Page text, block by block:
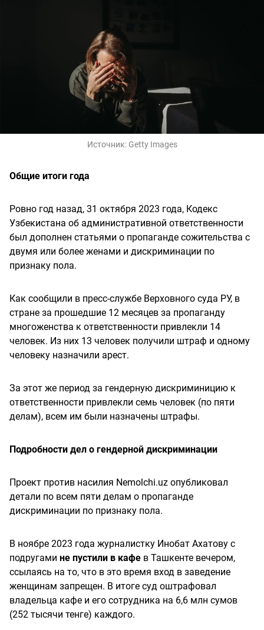
Источник: Getty Images
Общие итоги года
Ровно год назад, 31 октября 2023 года, Кодекс
Узбекистана об административной ответственности
был дополнен статьями о пропаганде сожительства с
двумя или более женами и дискриминации по
признаку пола.
Как сообщили в пресс-службе Верховного суда РУ, в
стране за прошедшие 12 месяцев за пропаганду
многоженства к ответственности привлекли 14
человек. Из них 13 человек получили штраф и одному
человеку назначили арест.
За этот же период за гендерную дискриминицию к
ответственности привлекли семь человек (по пяти
делам), всем им были назначены штрафы.
Подробности дел о гендерной дискриминации
Проект против насилия Nemolchi.uz опубликовал
детали по всем пяти делам о пропаганде
дискриминации по признаку пола.
В ноябре 2023 года журналистку Инобат Ахатову с
подругами не пустили в кафе в Ташкенте вечером,
ссылаясь на то, что в это время вход в заведение
женщинам запрещен. В итоге суд оштрафовал
владельца кафе и его сотрудника на 6,6 млн сумов
(252 тысячи тенге) каждого.